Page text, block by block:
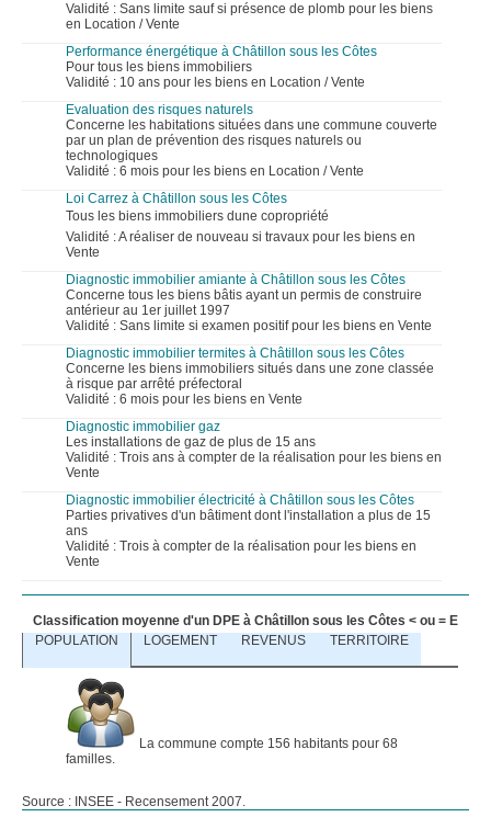
Validité : Sans limite sauf si présence de plomb pour les biens
en Location / Vente
Performance énergétique à Châtillon sous les Côtes
Pour tous les biens immobiliers
Validité : 10 ans pour les biens en Location / Vente
Evaluation des risques naturels
Concerne les habitations situées dans une commune couverte
par un plan de prévention des risques naturels ou
technologiques
Validité : 6 mois pour les biens en Location / Vente
Loi Carrez à Châtillon sous les Côtes
Tous les biens immobiliers dune copropriété
Validité : A réaliser de nouveau si travaux pour les biens en
Vente
Diagnostic immobilier amiante à Châtillon sous les Côtes
Concerne tous les biens bâtis ayant un permis de construire
antérieur au 1er juillet 1997
Validité : Sans limite si examen positif pour les biens en Vente
Diagnostic immobilier termites à Châtillon sous les Côtes
Concerne les biens immobiliers situés dans une zone classée
à risque par arrêté préfectoral
Validité : 6 mois pour les biens en Vente
Diagnostic immobilier gaz
Les installations de gaz de plus de 15 ans
Validité : Trois ans à compter de la réalisation pour les biens en
Vente
Diagnostic immobilier électricité à Châtillon sous les Côtes
Parties privatives d'un bâtiment dont l'installation a plus de 15
ans
Validité : Trois à compter de la réalisation pour les biens en
Vente
Classification moyenne d'un DPE à Châtillon sous les Côtes < ou = E
POPULATION
LOGEMENT REVENUS TERRITOIRE
La commune compte 156 habitants pour 68
familles.
Source : INSEE - Recensement 2007.